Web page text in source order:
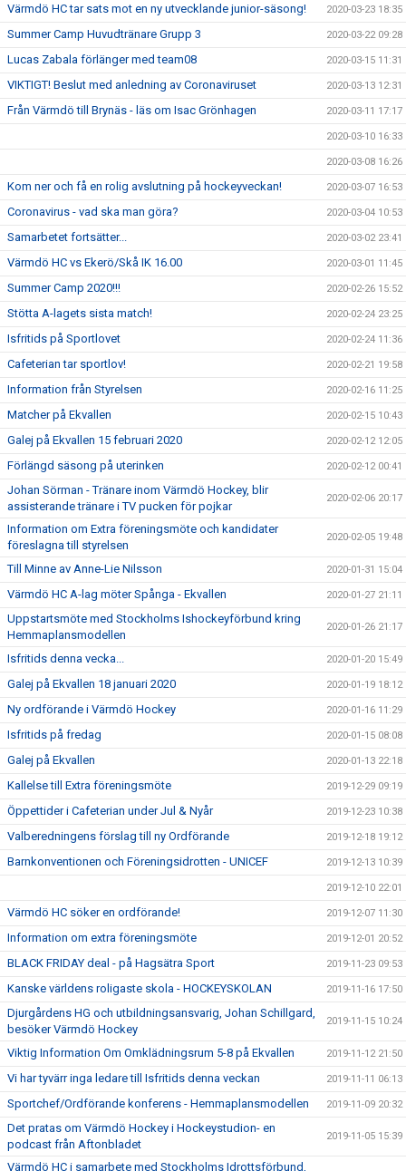
Värmdö HC tar sats mot en ny utvecklande junior-säsong! 2020-03-23 18:35
Summer Camp Huvudtränare Grupp 3 2020-03-22 09:28
Lucas Zabala förlänger med team08 2020-03-15 11:31
VIKTIGT! Beslut med anledning av Coronaviruset 2020-03-13 12:31
Från Värmdö till Brynäs - läs om Isac Grönhagen 2020-03-11 17:17
2020-03-10 16:33
2020-03-08 16:26
Kom ner och få en rolig avslutning på hockeyveckan! 2020-03-07 16:53
Coronavirus - vad ska man göra? 2020-03-04 10:53
Samarbetet fortsätter... 2020-03-02 23:41
Värmdö HC vs Ekerö/Skå IK 16.00 2020-03-01 11:45
Summer Camp 2020!!! 2020-02-26 15:52
Stötta A-lagets sista match! 2020-02-24 23:25
Isfritids på Sportlovet 2020-02-24 11:36
Cafeterian tar sportlov! 2020-02-21 19:58
Information från Styrelsen 2020-02-16 11:25
Matcher på Ekvallen 2020-02-15 10:43
Galej på Ekvallen 15 februari 2020 2020-02-12 12:05
Förlängd säsong på uterinken 2020-02-12 00:41
Johan Sörman - Tränare inom Värmdö Hockey, blir
assisterande tränare i TV pucken för pojkar
2020-02-06 20:17
Information om Extra föreningsmöte och kandidater
föreslagna till styrelsen
2020-02-05 19:48
Till Minne av Anne-Lie Nilsson 2020-01-31 15:04
Värmdö HC A-lag möter Spånga - Ekvallen 2020-01-27 21:11
Uppstartsmöte med Stockholms Ishockeyförbund kring
Hemmaplansmodellen
2020-01-26 21:17
Isfritids denna vecka... 2020-01-20 15:49
Galej på Ekvallen 18 januari 2020 2020-01-19 18:12
Ny ordförande i Värmdö Hockey 2020-01-16 11:29
Isfritids på fredag 2020-01-15 08:08
Galej på Ekvallen 2020-01-13 22:18
Kallelse till Extra föreningsmöte 2019-12-29 09:19
Öppettider i Cafeterian under Jul & Nyår 2019-12-23 10:38
Valberedningens förslag till ny Ordförande 2019-12-18 19:12
Barnkonventionen och Föreningsidrotten - UNICEF 2019-12-13 10:39
2019-12-10 22:01
Värmdö HC söker en ordförande! 2019-12-07 11:30
Information om extra föreningsmöte 2019-12-01 20:52
BLACK FRIDAY deal - på Hagsätra Sport 2019-11-23 09:53
Kanske världens roligaste skola - HOCKEYSKOLAN 2019-11-16 17:50
Djurgårdens HG och utbildningsansvarig, Johan Schillgard,
besöker Värmdö Hockey
2019-11-15 10:24
Viktig Information Om Omklädningsrum 5-8 på Ekvallen 2019-11-12 21:50
Vi har tyvärr inga ledare till Isfritids denna veckan 2019-11-11 06:13
Sportchef/Ordförande konferens - Hemmaplansmodellen 2019-11-09 20:32
Det pratas om Värmdö Hockey i Hockeystudion- en
podcast från Aftonbladet
2019-11-05 15:39
Värmdö HC i samarbete med Stockholms Idrottsförbund,